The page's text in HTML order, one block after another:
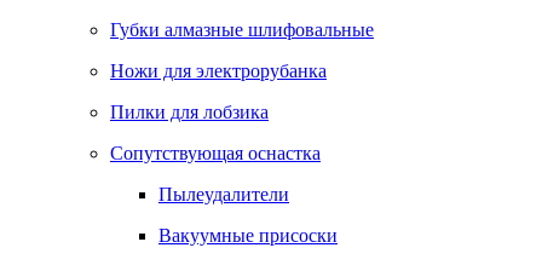
Губки алмазные шлифовальные
Ножи для электрорубанка
Пилки для лобзика
Сопутствующая оснастка
Пылеудалители
Вакуумные присоски